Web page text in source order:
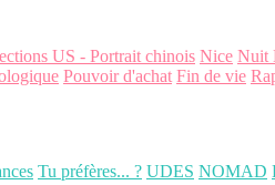
US - Portrait chinois Nice Nuit
Pouvoir d'achat Fin de vie
Tu préfères... ? UDES NOMAD